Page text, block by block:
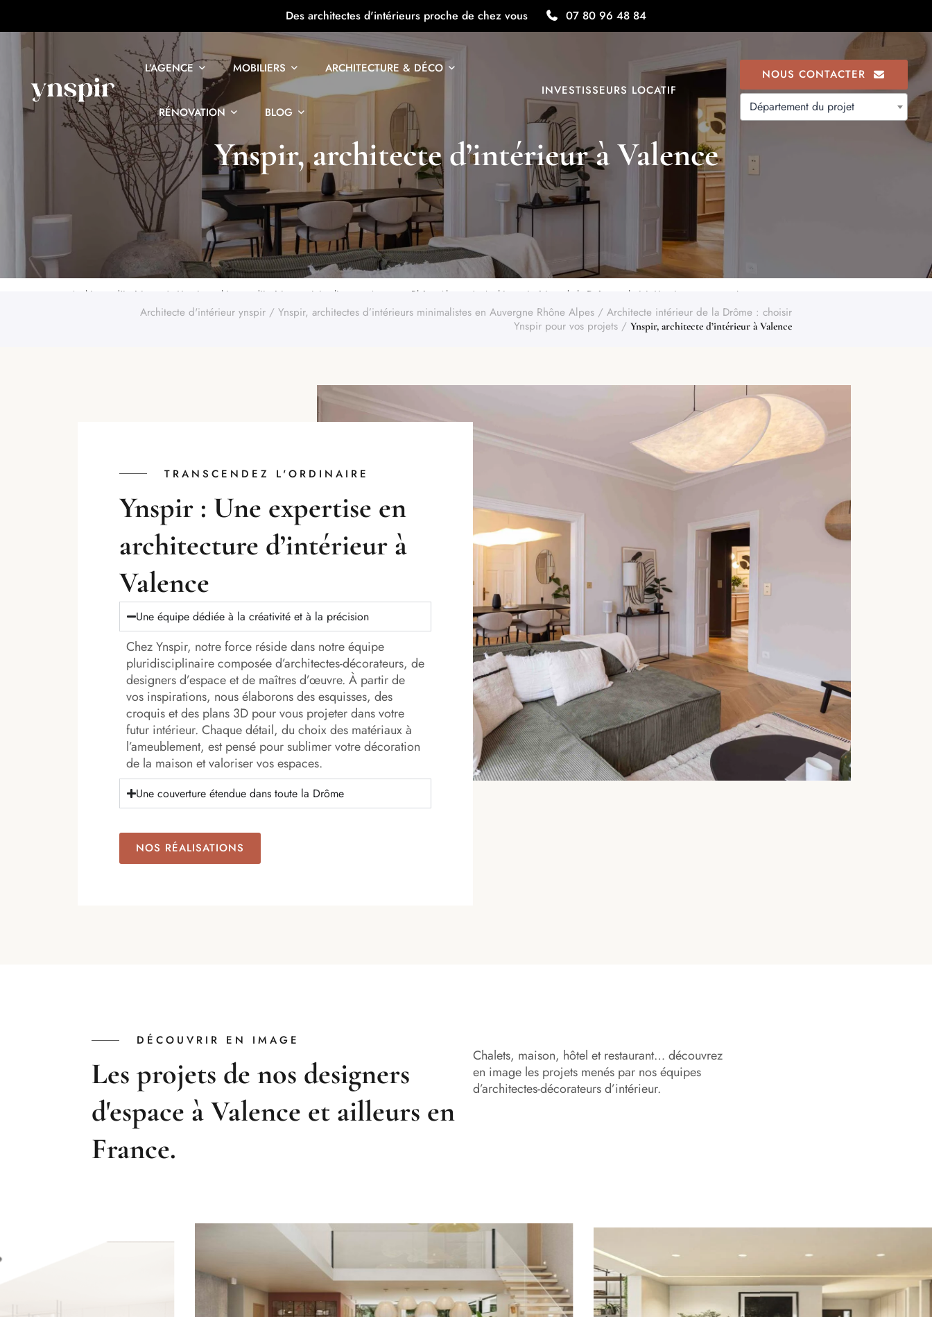
Des architectes d'intérieurs proche de chez vous 07 80 96 48 84
L’AGENCE MOBILIERS ARCHITECTURE & DÉCO
RÉNOVATION BLOG
INVESTISSEURS LOCATIF
NOUS CONTACTER
Département du projet
Ynspir, architecte d’intérieur à Valence
Architecte d'intérieur Ynspir, architectes d’intérieurs minimalistes en Auvergne Rhône Alpes
Architecte intérieur de la Drôme : choisir Ynspir pour vos projets
Ynspir, architecte d’intérieur à Valence
Architecte d'intérieur ynspir / Ynspir, architectes d’intérieurs minimalistes en Auvergne Rhône Alpes / Architecte intérieur de la Drôme : choisir
Ynspir pour vos projets / Ynspir, architecte d’intérieur à Valence
TRANSCENDEZ L'ORDINAIRE
Ynspir : Une expertise en
architecture d’intérieur à
Valence
Une équipe dédiée à la créativité et à la précision
Chez Ynspir, notre force réside dans notre équipe
pluridisciplinaire composée d’architectes-décorateurs, de
designers d’espace et de maîtres d’œuvre. À partir de
vos inspirations, nous élaborons des esquisses, des
croquis et des plans 3D pour vous projeter dans votre
futur intérieur. Chaque détail, du choix des matériaux à
l’ameublement, est pensé pour sublimer votre décoration
de la maison et valoriser vos espaces.
Une couverture étendue dans toute la Drôme
NOS RÉALISATIONS
DÉCOUVRIR EN IMAGE
Les projets de nos designers
d'espace à Valence et ailleurs en
France.
Chalets, maison, hôtel et restaurant… découvrez
en image les projets menés par nos équipes
d’architectes-décorateurs d’intérieur.